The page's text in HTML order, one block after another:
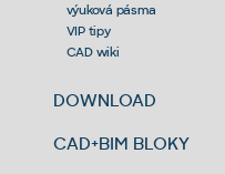
výuková pásma
VIP tipy
CAD wiki
DOWNLOAD
CAD+BIM BLOKY